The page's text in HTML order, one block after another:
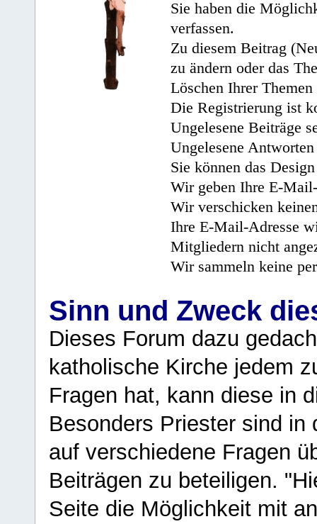
Sie haben die
verfassen.
Zu diesem Beitrag
zu ändern oder das
Löschen Ihrer
Die Registrierung ist
Ungelesene Beiträge
Ungelesene
Sie können das
Wir geben Ihre E-
Wir verschicken
Ihre E-Mail-Adresse
Mitgliedern nicht
Wir sammeln keine
Sinn und Zweck
Dieses Forum dazu
katholische Kirche jedem
Fragen hat, kann diese in
Besonders Priester sind in
auf verschiedene Fragen
Beiträgen zu beteiligen.
Seite die Möglichkeit mit